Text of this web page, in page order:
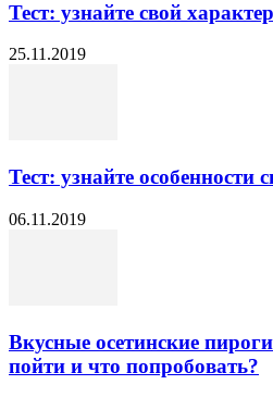
Тест: узнайте свой характер
25.11.2019
Тест: узнайте особенности
06.11.2019
Вкусные осетинские
пойти и что попробовать?